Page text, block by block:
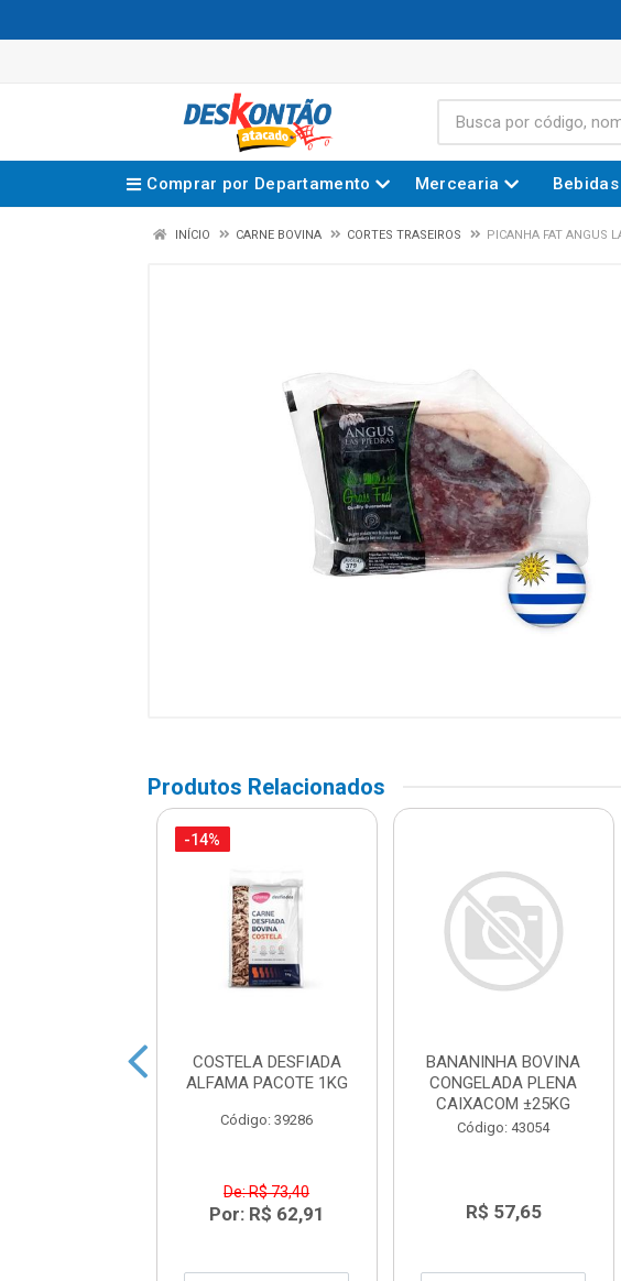
Comprar por Departamento Mercearia Bebidas
INÍCIO CARNE BOVINA CORTES TRASEIROS PICANHA FAT ANGUS
Produtos Relacionados
-14%
COSTELA DESFIADA
ALFAMA PACOTE 1KG
Código: 39286
De: R$ 73,40
Por: R$ 62,91
BANANINHA BOVINA
CONGELADA PLENA
CAIXACOM ±25KG
Código: 43054
R$ 57,65